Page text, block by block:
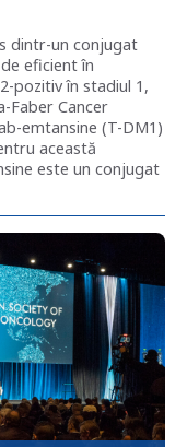
dintr-un conjugat
eficient în
pozitiv în stadiul 1,
Faber Cancer
emtansine (T-DM1)
această
este un conjugat